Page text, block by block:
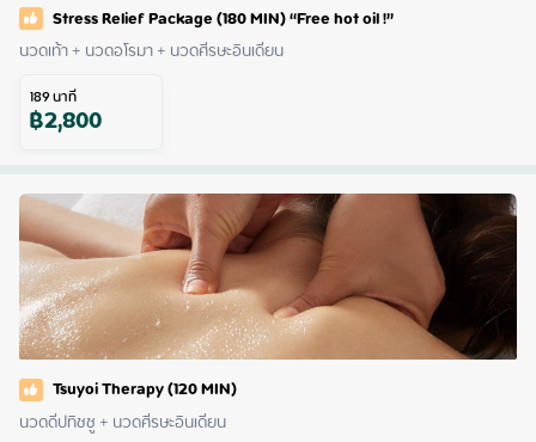
Stress Relief Package (180 MIN) “Free hot oil !”
นวดเท้า + นวดอโรมา + นวดศีรษะอินเดียน
189นาที
฿2,800
Tsuyoi Therapy (120 MIN)
นวดดีปทิชชู + นวดศีรษะอินเดียน